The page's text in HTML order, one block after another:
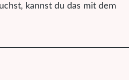
kannst du das mit dem